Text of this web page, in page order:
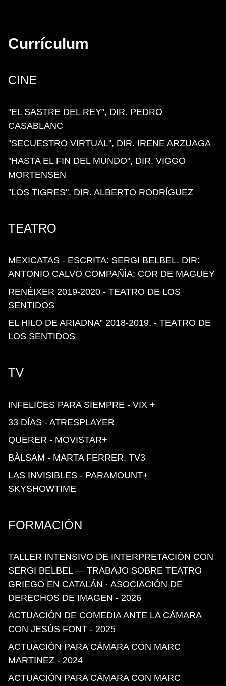
Currículum
CINE
"EL SASTRE DEL REY", DIR. PEDRO
CASABLANC
"SECUESTRO VIRTUAL", DIR. IRENE ARZUAGA
"HASTA EL FIN DEL MUNDO", DIR. VIGGO
MORTENSEN
"LOS TIGRES", DIR. ALBERTO RODRÍGUEZ
TEATRO
MEXICATAS - ESCRITA: SERGI BELBEL. DIR:
ANTONIO CALVO COMPAÑÍA: COR DE MAGUEY
RENÉIXER 2019-2020 - TEATRO DE LOS
SENTIDOS
EL HILO DE ARIADNA” 2018-2019. - TEATRO DE
LOS SENTIDOS
TV
INFELICES PARA SIEMPRE - VIX +
33 DÍAS - ATRESPLAYER
QUERER - MOVISTAR+
BÀLSAM - MARTA FERRER. TV3
LAS INVISIBLES - PARAMOUNT+
SKYSHOWTIME
FORMACIÓN
TALLER INTENSIVO DE INTERPRETACIÓN CON
SERGI BELBEL — TRABAJO SOBRE TEATRO
GRIEGO EN CATALÁN · ASOCIACIÓN DE
DERECHOS DE IMAGEN - 2026
ACTUACIÓN DE COMEDIA ANTE LA CÁMARA
CON JESÚS FONT - 2025
ACTUACIÓN PARA CÁMARA CON MARC
MARTINEZ - 2024
ACTUACIÓN PARA CÁMARA CON MARC